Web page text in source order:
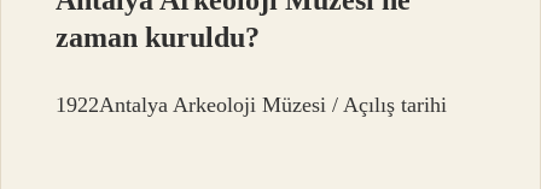
zaman kuruldu?
1922Antalya Arkeoloji Müzesi / Açılış tarihi